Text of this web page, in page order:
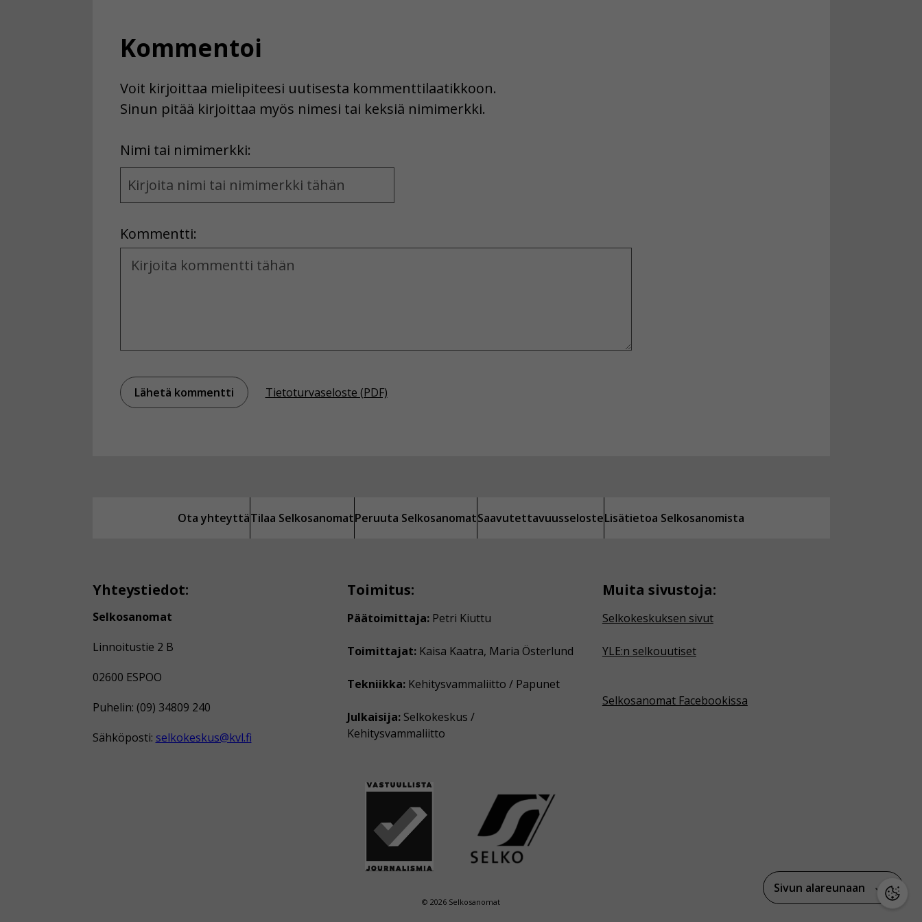
Sivun alareunaan
Kommentoi
Voit kirjoittaa mielipiteesi uutisesta kommenttilaatikkoon.
Sinun pitää kirjoittaa myös nimesi tai keksiä nimimerkki.
Nimi tai nimimerkki:
Name
and
Kommentti:
Kommentti
Tietoturvaseloste (PDF)
Ota yhteyttäTilaa SelkosanomatPeruuta SelkosanomatSaavutettavuusselosteLisätietoa Selkosanomista
Yhteystiedot:
Selkosanomat
Linnoitustie 2 B
02600 ESPOO
Puhelin: (09) 34809 240
Sähköposti: selkokeskus@kvl.fi
Toimitus:
Päätoimittaja: Petri Kiuttu
Toimittajat: Kaisa Kaatra, Maria Österlund
Tekniikka: Kehitysvammaliitto / Papunet
Julkaisija: Selkokeskus /
Kehitysvammaliitto
Muita sivustoja:
Selkokeskuksen sivut
YLE:n selkouutiset
Selkosanomat Facebookissa
© 2026 Selkosanomat